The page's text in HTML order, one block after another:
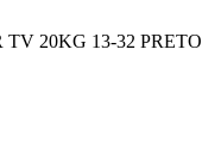
20KG 13-32 PRETO